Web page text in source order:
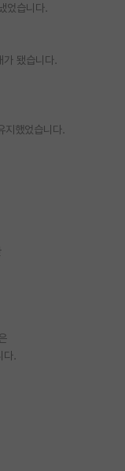
었습니다.
가 됐습니다.
지했었습니다.
다.